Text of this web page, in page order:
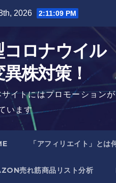
2026 2:11:10 PM
コロナウイル
異株対策！
イトにはプロモーションが
います
「アフィリエイト」とは
売れ筋商品リスト分析